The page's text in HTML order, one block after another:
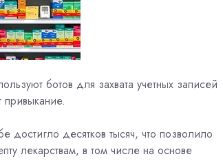
ботов для захвата учетных записей
десятков тысяч, что позволило
лекарствам, в том числе на основе